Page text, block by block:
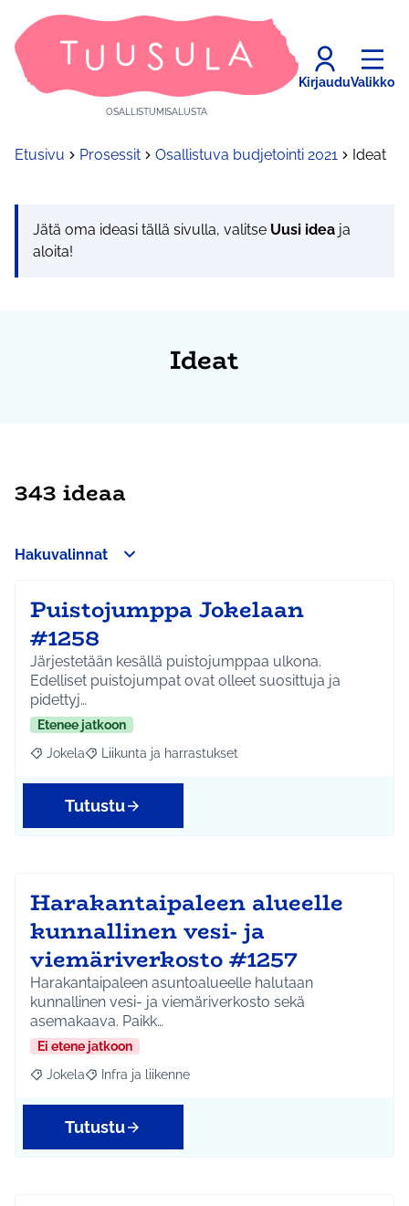
OSALLISTUMISALUSTA
KirjauduValikko
Etusivu Prosessit Osallistuva budjetointi 2021 Ideat
Jätä oma ideasi tällä sivulla, valitse Uusi idea ja
aloita!
Ideat
343 ideaa
Hakuvalinnat
Puistojumppa Jokelaan
#1258
Järjestetään kesällä puistojumppaa ulkona.
Edelliset puistojumpat ovat olleet suosittuja ja
pidettyj…
Etenee jatkoon
Rajaa tulokset aihepiirin mukaan: Jokela
Jokela Rajaa tulokset teeman mukaan: Liikunta ja
Liikunta ja harrastukset
Tutustu
Harakantaipaleen alueelle
kunnallinen vesi- ja
viemäriverkosto #1257
Harakantaipaleen asuntoalueelle halutaan
kunnallinen vesi- ja viemäriverkosto sekä
asemakaava. Paikk…
Ei etene jatkoon
Rajaa tulokset aihepiirin mukaan: Jokela
Jokela Rajaa tulokset teeman mukaan: Infra ja liikenne
Infra ja liikenne
Tutustu